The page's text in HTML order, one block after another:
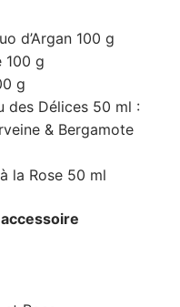
d’Argan 100 g
100 g
g
des Délices 50 ml :
& Bergamote
la Rose 50 ml